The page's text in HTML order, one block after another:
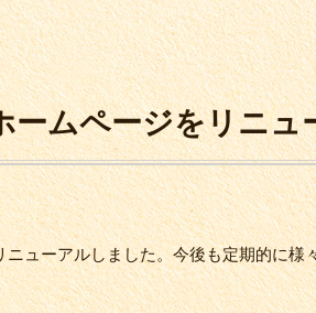
ームページをリニュ
ニューアルしました。今後も定期的に